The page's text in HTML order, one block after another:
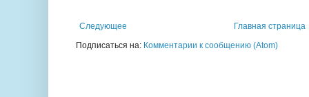
Следующее
Главная страница
Подписаться на: Комментарии к сообщению (Atom)